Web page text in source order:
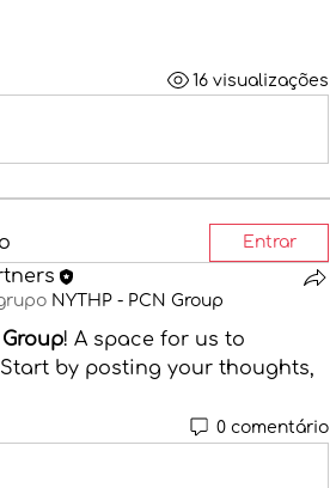
16 visualizações
Entrar
NYTHP - PCN Group
Group! A space for us to
by posting your thoughts,
0 comentário